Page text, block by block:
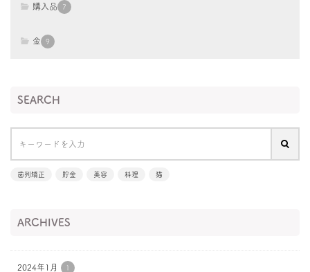
購入品 7
金 9
SEARCH
歯列矯正 貯金 美容 料理 猫
ARCHIVES
2024年1月 1